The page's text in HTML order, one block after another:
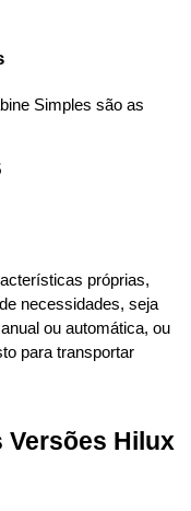
Simples são as
próprias,
necessidades, seja
ou automática, ou
para transportar
Versões Hilux